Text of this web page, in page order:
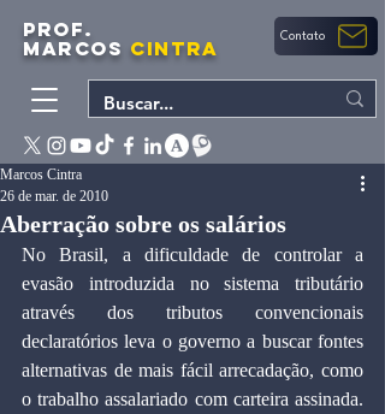
PROF.
MARCOS CINTRA Contato
Aberração sobre os salários
Marcos Cintra
26 de mar. de 2010
No Brasil, a dificuldade de controlar a
evasão introduzida no sistema tributário
através dos tributos convencionais
declaratórios leva o governo a buscar fontes
alternativas de mais fácil arrecadação, como
o trabalho assalariado com carteira assinada.